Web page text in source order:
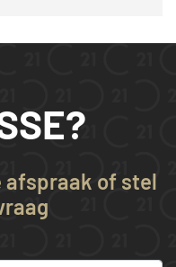
afspraak of stel